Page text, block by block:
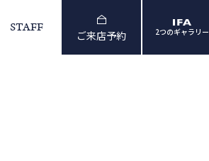
STAFF
ご来店予約 2つのギャラリー